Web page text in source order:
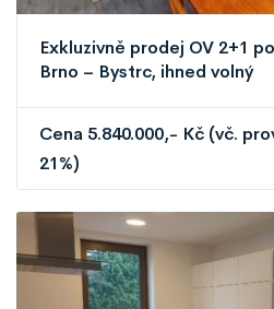
Exkluzivně prodej OV 2+1
Brno – Bystrc, ihned volný
Cena 5.840.000,- Kč (vč.
21%)